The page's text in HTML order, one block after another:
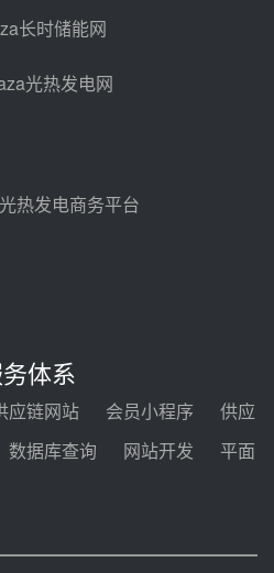
机电中标新疆华电天山北麓基
光热发电工程EPC总承
熔盐介质超声波流量计采购
08-05 17:09
08-05 14:48
2029年熔盐介质框架协议
建华中试研院中标重能新疆
光热项目机组调试及性能
化助力构建绿色低碳电力供给
长时储能网
光热发电网
热发电商务平台
体系
应链网站 会员小程序
供应
数据库查询 网站开发
平面